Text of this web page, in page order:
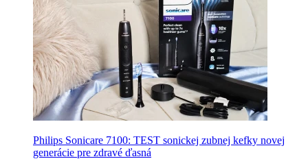
Philips Sonicare 7100: TEST sonickej zubnej kefky novej
generácie pre zdravé ďasná